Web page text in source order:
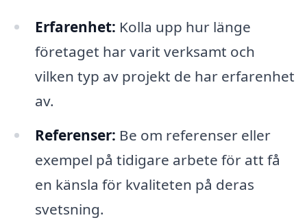
Erfarenhet: Kolla upp hur länge
företaget har varit verksamt och
vilken typ av projekt de har erfarenhet
av.
Referenser: Be om referenser eller
exempel på tidigare arbete för att få
en känsla för kvaliteten på deras
svetsning.